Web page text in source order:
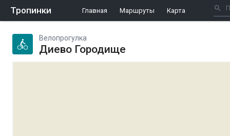
Тропинки Главная Маршруты Карта
Велопрогулка
Диево Городище